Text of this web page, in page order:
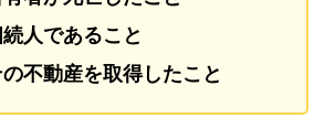
人であること
不動産を取得したこと